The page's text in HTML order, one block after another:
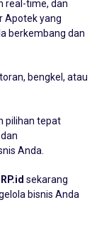
real-time, dan
Apotek yang
berkembang dan
bengkel, atau
pilihan tepat
Anda.
sekarang
bisnis Anda